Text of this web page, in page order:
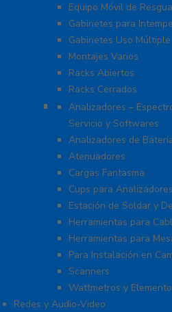
Equipo Móvil de
Gabinetes para
Gabinetes Uso Múltiple
Montajes Varios
Racks Abiertos
Racks Cerrados
Equipo de Laboratorio
Analizadores –
Servicio y Softwares
Analizadores de
Atenuadores
Cargas Fantasma
Cups para
Estación de Soldar y
Herramientas para
Herramientas para
Para Instalación en
Scanners
Wattmetros y
Redes y Audio-Video